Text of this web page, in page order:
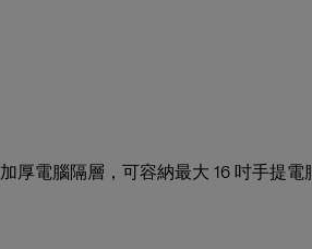
加厚電腦隔層，可容納最大 16 吋手提電